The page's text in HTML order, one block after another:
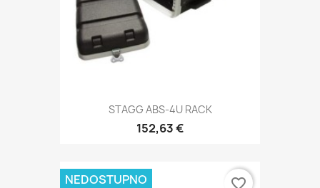
STAGG ABS-4U RACK
152,63 €
NEDOSTUPNO favorite_border